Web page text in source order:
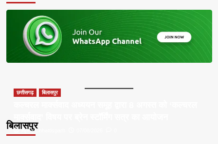
बिलासपुर
छत्तीसगढ़ बिलासपुर
Apna Chhattisgarh